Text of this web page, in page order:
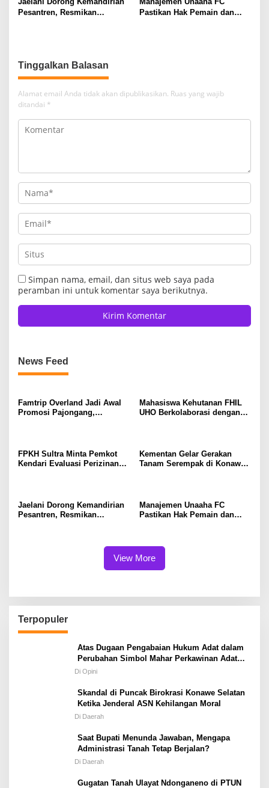
Pesantren, Resmikan
Pastikan Hak Pemain dan
Tinggalkan Balasan
Alamat email Anda tidak akan dipublikasikan. Ruas yang wajib
ditandai *
Simpan nama, email, dan situs web saya pada
peramban ini untuk komentar saya berikutnya.
News Feed
Famtrip Overland Jadi Awal
Promosi Pajongang,
Mahasiswa Kehutanan FHIL
UHO Berkolaborasi dengan
FPKH Sultra Minta Pemkot
Kendari Evaluasi Perizinan
Kementan Gelar Gerakan
Tanam Serempak di Konawe,
Jaelani Dorong Kemandirian
Pesantren, Resmikan
Manajemen Unaaha FC
Pastikan Hak Pemain dan
View More
Terpopuler
Atas Dugaan Pengabaian Hukum Adat dalam
Perubahan Simbol Mahar Perkawinan Adat
Masyarakat Pulau Wawonii
Di Opini
Skandal di Puncak Birokrasi Konawe Selatan
Ketika Jenderal ASN Kehilangan Moral
Di Daerah
Saat Bupati Menunda Jawaban, Mengapa
Administrasi Tanah Tetap Berjalan?
Di Daerah
Gugatan Tanah Ulayat Ndonganeno di PTUN